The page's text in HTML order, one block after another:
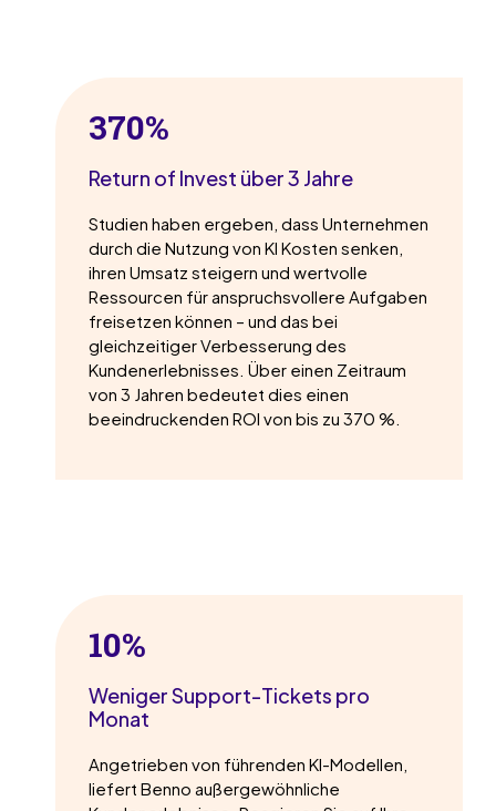
370%
Return of Invest über 3 Jahre
Studien haben ergeben, dass Unternehmen
durch die Nutzung von KI Kosten senken,
ihren Umsatz steigern und wertvolle
Ressourcen für anspruchsvollere Aufgaben
freisetzen können – und das bei
gleichzeitiger Verbesserung des
Kundenerlebnisses. Über einen Zeitraum
von 3 Jahren bedeutet dies einen
beeindruckenden ROI von bis zu 370 %.
10%
Weniger Support-Tickets pro
Monat
Angetrieben von führenden KI-Modellen,
liefert Benno außergewöhnliche